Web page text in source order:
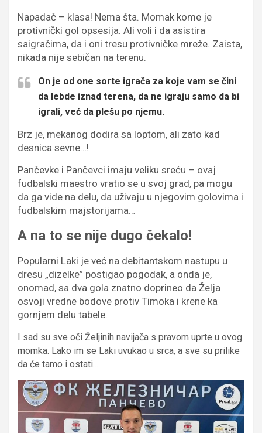
Napadač – klasa! Nema šta. Momak kome je
protivnički gol opsesija. Ali voli i da asistira
saigračima, da i oni tresu protivničke mreže. Zaista,
nikada nije sebičan na terenu.
On je od one sorte igrača za koje vam se čini
da lebde iznad terena, da ne igraju samo da bi
igrali, već da plešu po njemu.
Brz je, mekanog dodira sa loptom, ali zato kad
desnica sevne…!
Pančevke i Pančevci imaju veliku sreću – ovaj
fudbalski maestro vratio se u svoj grad, pa mogu
da ga vide na delu, da uživaju u njegovim golovima i
fudbalskim majstorijama…
A na to se nije dugo čekalo!
Popularni Laki je već na debitantskom nastupu u
dresu „dizelke” postigao pogodak, a onda je,
onomad, sa dva gola znatno doprineo da Želja
osvoji vredne bodove protiv Timoka i krene ka
gornjem delu tabele.
I sad su sve oči Željinih navijača s pravom uprte u ovog
momka. Lako im se Laki uvukao u srca, a sve su prilike
da će tamo i ostati…